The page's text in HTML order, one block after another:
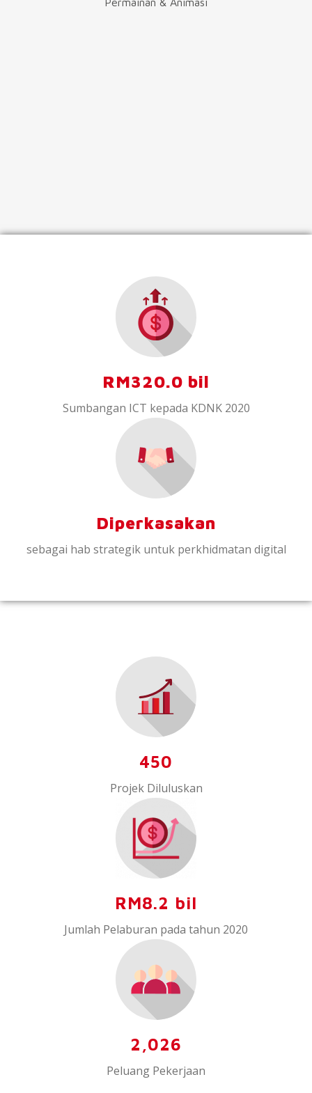
RM320.0 bil
Sumbangan ICT kepada KDNK 2020
Diperkasakan
sebagai hab strategik untuk perkhidmatan digital
450
Projek Diluluskan
RM8.2 bil
Jumlah Pelaburan pada tahun 2020
2,026
Peluang Pekerjaan